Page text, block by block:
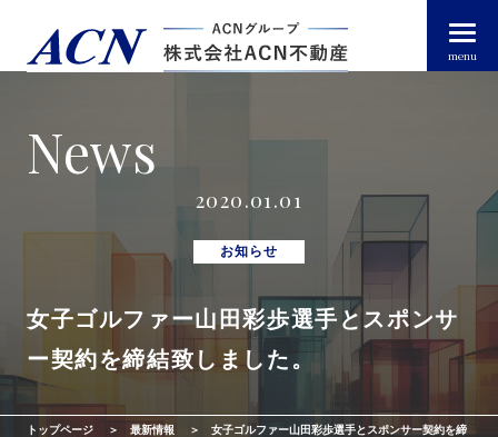
menu
経営者・法人のお客様
個人のお客様
トップページ arrow_right_alt
ACN不動産について
News
2020.01.01
お知らせ
女子ゴルファー山田彩歩選手とスポンサ
ー契約を締結致しました。
トップページ 最新情報
女子ゴルファー山田彩歩選手とスポンサー契約を締